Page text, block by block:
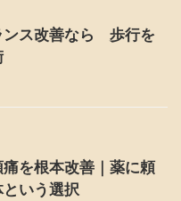
ンス改善なら 歩行を
を根本改善｜薬に頼
という選択